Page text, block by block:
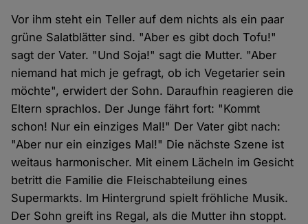
Vor ihm steht ein Teller auf dem nichts als ein paar
grüne Salatblätter sind. "Aber es gibt doch Tofu!"
sagt der Vater. "Und Soja!" sagt die Mutter. "Aber
niemand hat mich je gefragt, ob ich Vegetarier sein
möchte", erwidert der Sohn. Daraufhin reagieren die
Eltern sprachlos. Der Junge fährt fort: "Kommt
schon! Nur ein einziges Mal!" Der Vater gibt nach:
"Aber nur ein einziges Mal!" Die nächste Szene ist
weitaus harmonischer. Mit einem Lächeln im Gesicht
betritt die Familie die Fleischabteilung eines
Supermarkts. Im Hintergrund spielt fröhliche Musik.
Der Sohn greift ins Regal, als die Mutter ihn stoppt.